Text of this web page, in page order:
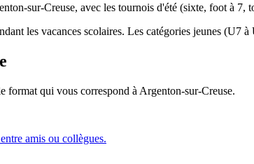
sur-Creuse, avec les tournois d'été (sixte, foot à 7,
les vacances scolaires. Les catégories jeunes (U7
format qui vous correspond à Argenton-sur-Creuse.
amis ou collègues.